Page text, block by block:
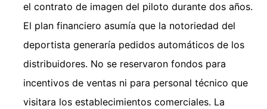
el contrato de imagen del piloto durante dos años.
El plan financiero asumía que la notoriedad del
deportista generaría pedidos automáticos de los
distribuidores. No se reservaron fondos para
incentivos de ventas ni para personal técnico que
visitara los establecimientos comerciales. La